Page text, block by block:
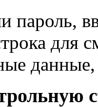
пароль,
для